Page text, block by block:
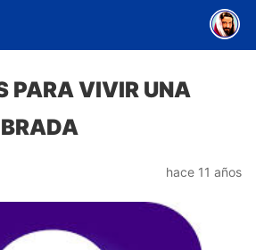
PARA VIVIR UNA
hace 11 años